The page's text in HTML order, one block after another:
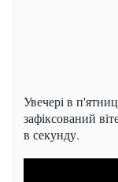
Увечері в
зафіксований
в секунду.